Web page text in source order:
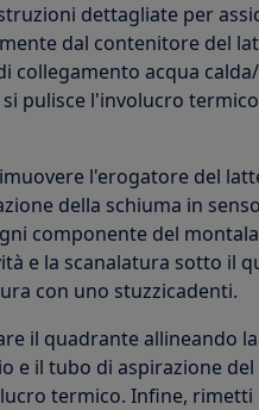
dettagliate per
dal contenitore del
collegamento acqua
pulisce l'involucro
l'erogatore del
della schiuma in
componente del
e la scanalatura sotto il
con uno stuzzicadenti.
il quadrante allineando
e il tubo di aspirazione
termico. Infine,